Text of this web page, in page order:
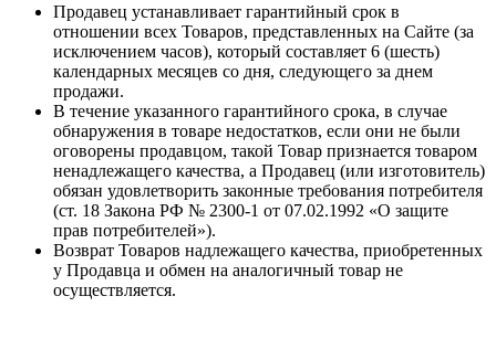
Продавец устанавливает гарантийный срок в
отношении всех Товаров, представленных на Сайте (за
исключением часов), который составляет 6 (шесть)
календарных месяцев со дня, следующего за днем
продажи.
В течение указанного гарантийного срока, в случае
обнаружения в товаре недостатков, если они не были
оговорены продавцом, такой Товар признается товаром
ненадлежащего качества, а Продавец (или изготовитель)
обязан удовлетворить законные требования потребителя
(ст. 18 Закона РФ № 2300-1 от 07.02.1992 «О защите
прав потребителей»).
Возврат Товаров надлежащего качества, приобретенных
у Продавца и обмен на аналогичный товар не
осуществляется.